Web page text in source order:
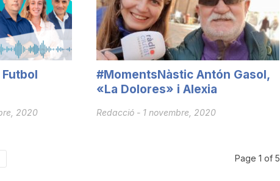
2020
#MomentsNàstic Antón Gasol,
«La Dolores» i Alexia
Redacció - 1 novembre, 2020
Page 1 of 5